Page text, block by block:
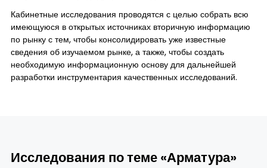
Кабинетные исследования проводятся с целью собрать всю
имеющуюся в открытых источниках вторичную информацию
по рынку с тем, чтобы консолидировать уже известные
сведения об изучаемом рынке, а также, чтобы создать
необходимую информационную основу для дальнейшей
разработки инструментария качественных исследований.
Исследования по теме «Арматура»